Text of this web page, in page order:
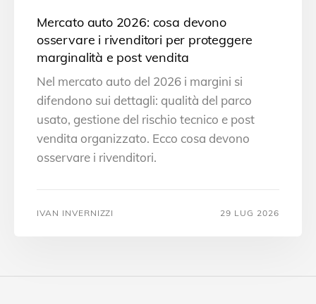
Mercato auto 2026: cosa devono
osservare i rivenditori per proteggere
marginalità e post vendita
Nel mercato auto del 2026 i margini si
difendono sui dettagli: qualità del parco
usato, gestione del rischio tecnico e post
vendita organizzato. Ecco cosa devono
osservare i rivenditori.
IVAN INVERNIZZI 29 LUG 2026